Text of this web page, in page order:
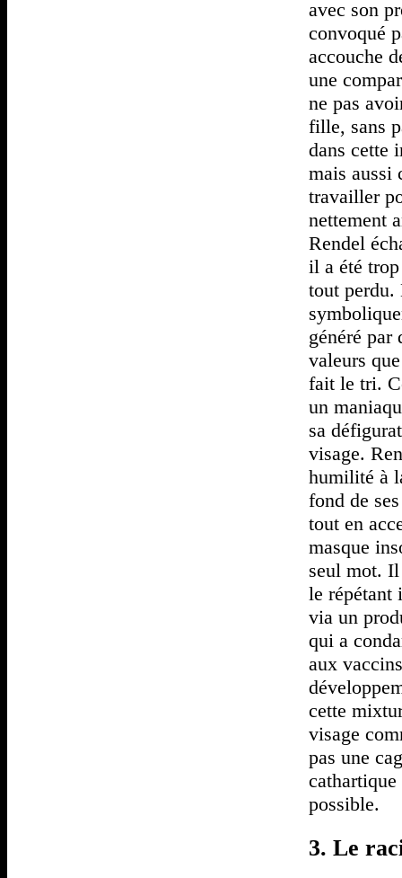
avec son
convoqué
accouche
une
ne pas
fille, sans
dans cette
mais aussi
travailler
nettement
Rendel
il a été
tout perdu.
généré par
valeurs
fait le tri.
un
sa
visage.
humilité à
fond de
tout en
masque
seul mot.
le répétant
via un
qui a
aux
cette
visage
pas une
possible.
3. Le